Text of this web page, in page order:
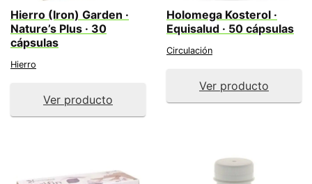
Hierro (Iron) Garden ·
Nature’s Plus · 30
cápsulas
Hierro
Ver producto
Holomega Kosterol ·
Equisalud · 50 cápsulas
Circulación
Ver producto